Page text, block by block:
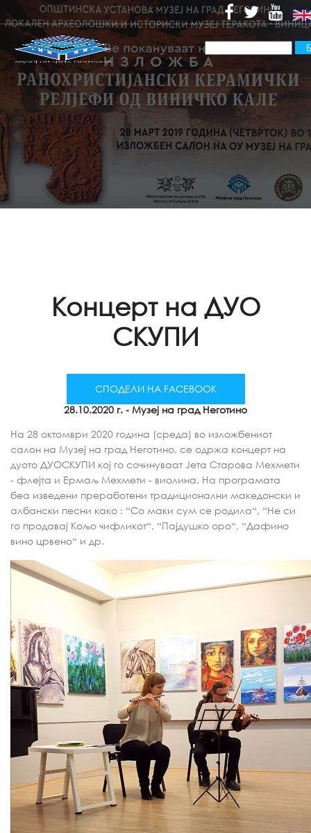
Kонцерт на ДУО
СКУПИ
СПОДЕЛИ НА FACEBOOK
28.10.2020 г. - Музеј на град Неготино
На 28 октомври 2020 година (среда) во изложбениот
салон на Музеј на град Неготино, се одржа концерт на
дуото ДУОСКУПИ кој го сочинуваат Јета Старова Мехмети
- флејта и Ермаљ Мехмети - виолина. На програмата
беа изведени преработени традиционални македонски и
албански песни како : “Со маки сум се родила“, “Не си
го продавај Кољо чифликот“, “Пајдушко оро“, “Дафино
вино црвено“ и др.